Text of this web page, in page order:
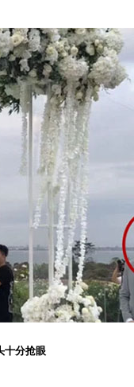
十分抢眼